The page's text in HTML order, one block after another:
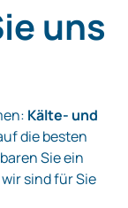
uns
Kälte- und
die besten
Sie ein
wir sind für Sie